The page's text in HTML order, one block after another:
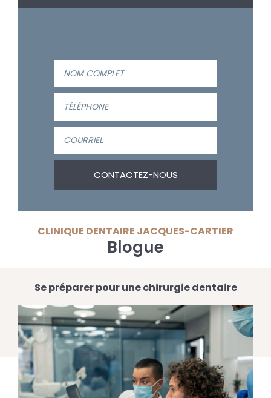
CLINIQUE DENTAIRE JACQUES-CARTIER
Blogue
Se préparer pour une chirurgie dentaire